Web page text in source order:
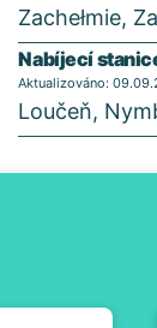
Zachełmie,
Nabíjecí
Aktualizováno:
Loučeň,